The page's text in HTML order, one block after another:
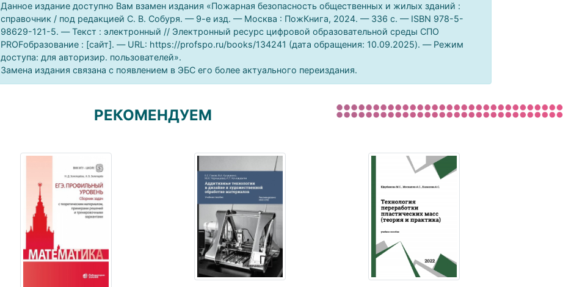
Данное издание доступно Вам взамен издания «Пожарная безопасность общественных и жилых зданий :
справочник / под редакцией С. В. Собуря. — 9-е изд. — Москва : ПожКнига, 2024. — 336 c. — ISBN 978-5-
98629-121-5. — Текст : электронный // Электронный ресурс цифровой образовательной среды СПО
PROFобразование : [сайт]. — URL: https://profspo.ru/books/134241 (дата обращения: 10.09.2025). — Режим
доступа: для авторизир. пользователей».
Замена издания связана с появлением в ЭБС его более актуального переиздания.
РЕКОМЕНДУЕМ